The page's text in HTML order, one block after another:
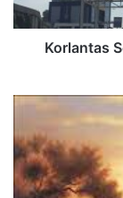
Korlantas